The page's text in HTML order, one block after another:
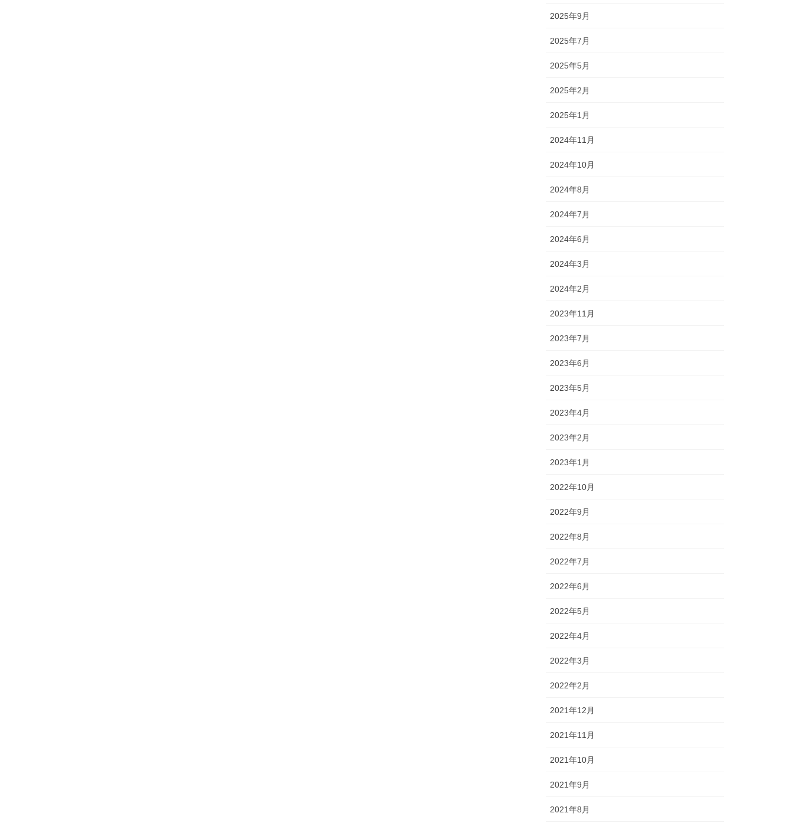
2025年9月
2025年7月
2025年5月
2025年2月
2025年1月
2024年11月
2024年10月
2024年8月
2024年7月
2024年6月
2024年3月
2024年2月
2023年11月
2023年7月
2023年6月
2023年5月
2023年4月
2023年2月
2023年1月
2022年10月
2022年9月
2022年8月
2022年7月
2022年6月
2022年5月
2022年4月
2022年3月
2022年2月
2021年12月
2021年11月
2021年10月
2021年9月
2021年8月